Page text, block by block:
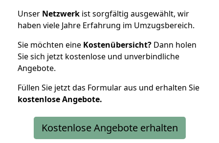
Unser Netzwerk ist sorgfältig ausgewählt, wir
haben viele Jahre Erfahrung im Umzugsbereich.
Sie möchten eine Kostenübersicht? Dann holen
Sie sich jetzt kostenlose und unverbindliche
Angebote.
Füllen Sie jetzt das Formular aus und erhalten Sie
kostenloseAngebote.
Kostenlose Angebote erhalten